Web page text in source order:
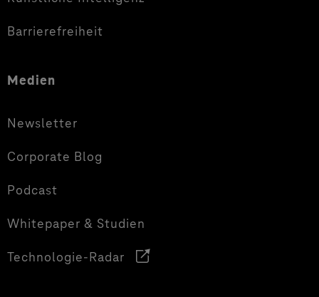
Barrierefreiheit
Medien
Newsletter
Corporate Blog
Podcast
Whitepaper & Studien
Technologie-Radar